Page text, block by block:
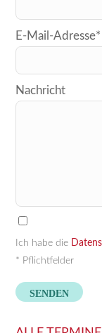
dieses
Feld
E-Mail-Adresse*
Nachricht
Ich habe die
* Pflichtfelder